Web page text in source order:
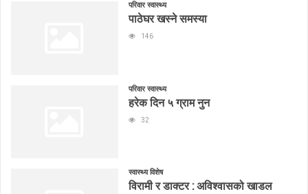
परिवार स्वास्थ्य
पाठेघर खस्ने समस्या
146
परिवार स्वास्थ्य
हरेक दिन ५ ग्राम नुन
32
स्वास्थ्य विशेष
विरामी र डाक्टर : अविश्वासको खाडल